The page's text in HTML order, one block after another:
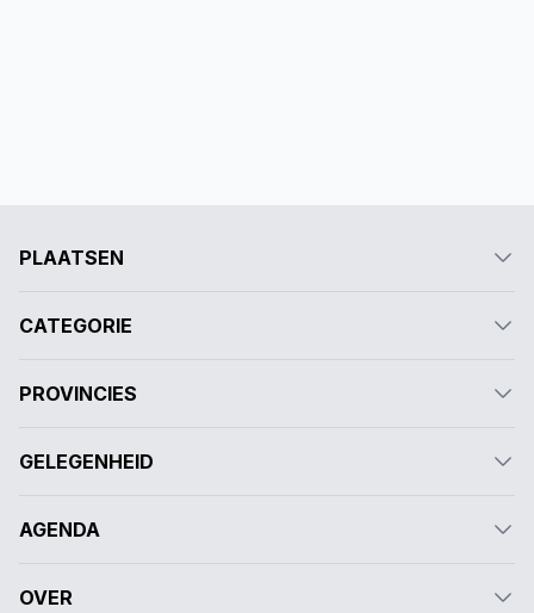
PLAATSEN
CATEGORIE
PROVINCIES
GELEGENHEID
AGENDA
OVER